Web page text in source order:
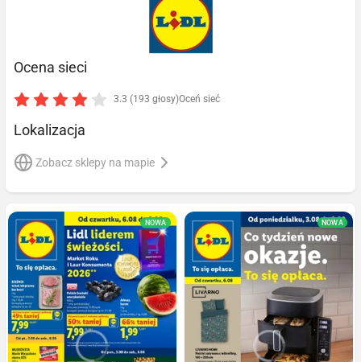
Ocena sieci
3.3 (193 głosy)Oceń sieć
Lokalizacja
Zobacz sklepy na mapie
NOWA NOWA